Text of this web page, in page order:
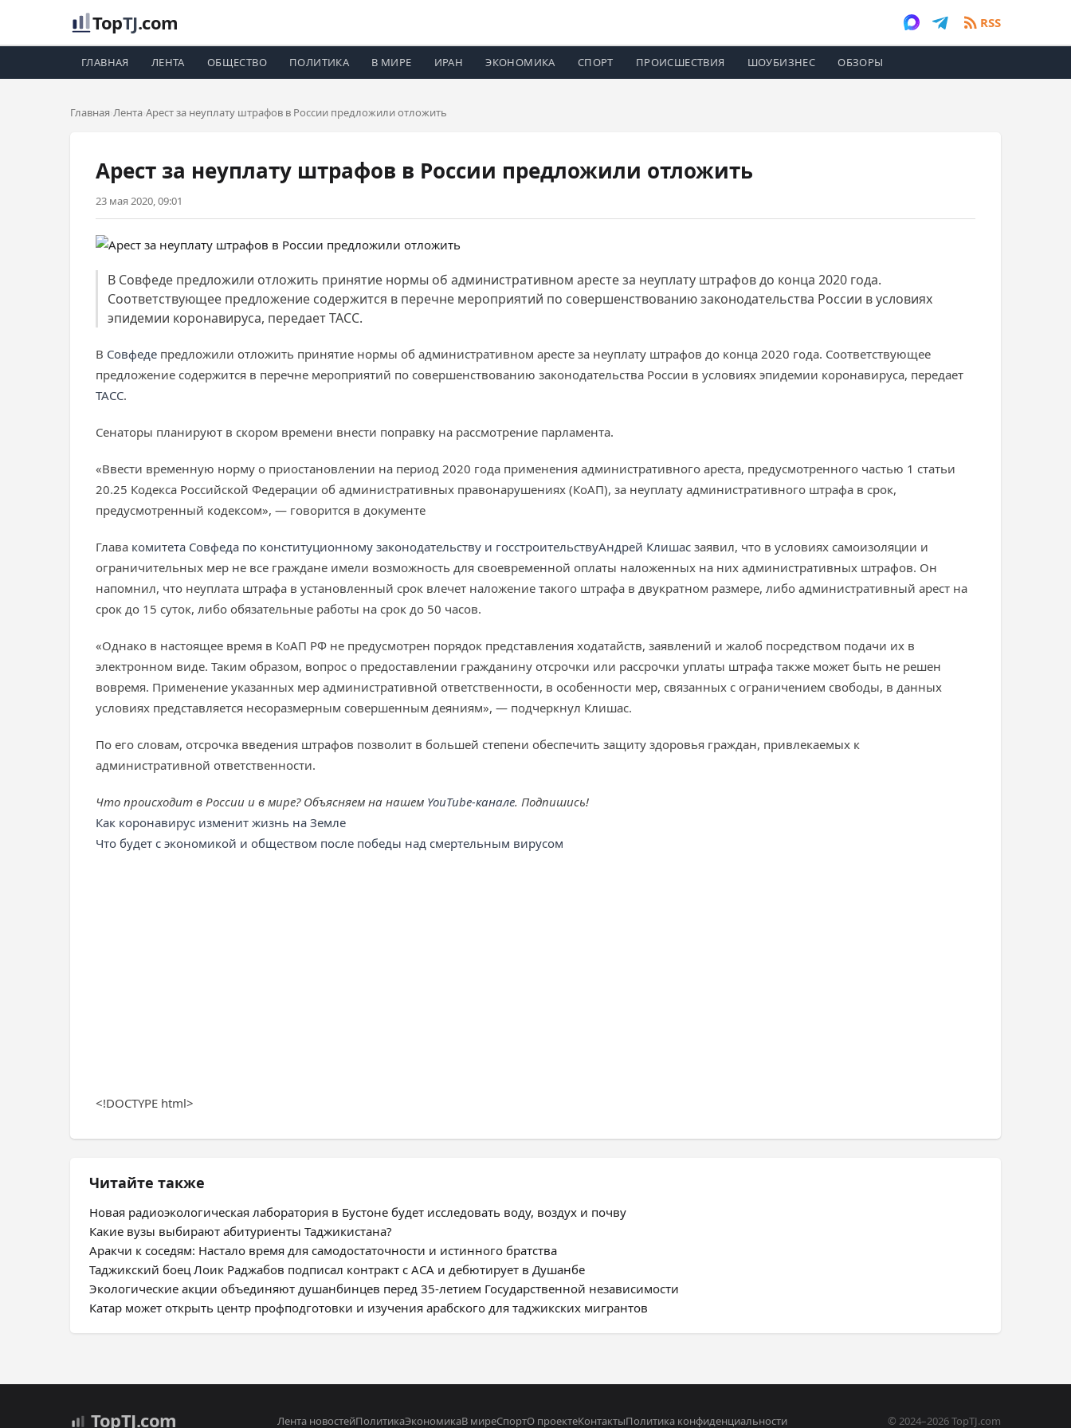
TopTJ.com RSS
ГЛАВНАЯ ЛЕНТА ОБЩЕСТВО ПОЛИТИКА В МИРЕ ИРАН ЭКОНОМИКА СПОРТ ПРОИСШЕСТВИЯ ШОУБИЗНЕС ОБЗОРЫ
Главная Лента Арест за неуплату штрафов в России предложили отложить
Арест за неуплату штрафов в России предложили отложить
23 мая 2020, 09:01
В Совфеде предложили отложить принятие нормы об административном аресте за неуплату штрафов до конца 2020 года.
Соответствующее предложение содержится в перечне мероприятий по совершенствованию законодательства России в условиях
эпидемии коронавируса, передает ТАСС.
В Совфеде предложили отложить принятие нормы об административном аресте за неуплату штрафов до конца 2020 года. Соответствующее
предложение содержится в перечне мероприятий по совершенствованию законодательства России в условиях эпидемии коронавируса, передает
ТАСС.
Сенаторы планируют в скором времени внести поправку на рассмотрение парламента.
«Ввести временную норму о приостановлении на период 2020 года применения административного ареста, предусмотренного частью 1 статьи
20.25 Кодекса Российской Федерации об административных правонарушениях (КоАП), за неуплату административного штрафа в срок,
предусмотренный кодексом», — говорится в документе
Глава комитета Совфеда по конституционному законодательству и госстроительствуАндрей Клишас заявил, что в условиях самоизоляции и
ограничительных мер не все граждане имели возможность для своевременной оплаты наложенных на них административных штрафов. Он
напомнил, что неуплата штрафа в установленный срок влечет наложение такого штрафа в двукратном размере, либо административный арест на
срок до 15 суток, либо обязательные работы на срок до 50 часов.
«Однако в настоящее время в КоАП РФ не предусмотрен порядок представления ходатайств, заявлений и жалоб посредством подачи их в
электронном виде. Таким образом, вопрос о предоставлении гражданину отсрочки или рассрочки уплаты штрафа также может быть не решен
вовремя. Применение указанных мер административной ответственности, в особенности мер, связанных с ограничением свободы, в данных
условиях представляется несоразмерным совершенным деяниям», — подчеркнул Клишас.
По его словам, отсрочка введения штрафов позволит в большей степени обеспечить защиту здоровья граждан, привлекаемых к
административной ответственности.
Что происходит в России и в мире? Объясняем на нашем YouTube-канале. Подпишись!
Как коронавирус изменит жизнь на Земле
Что будет с экономикой и обществом после победы над смертельным вирусом
<!DOCTYPE html>
Читайте также
Новая радиоэкологическая лаборатория в Бустоне будет исследовать воду, воздух и почву
Какие вузы выбирают абитуриенты Таджикистана?
Аракчи к соседям: Настало время для самодостаточности и истинного братства
Таджикский боец Лоик Раджабов подписал контракт с ACA и дебютирует в Душанбе
Экологические акции объединяют душанбинцев перед 35-летием Государственной независимости
Катар может открыть центр профподготовки и изучения арабского для таджикских мигрантов
TopTJ.com Лента новостейПолитикаЭкономикаВ миреСпортО проектеКонтактыПолитика конфиденциальности © 2024–2026 TopTJ.com